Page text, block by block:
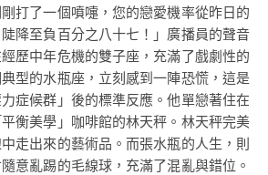
打了一個噴嚏，您的戀愛機率從昨日的
降至負百分之八十七！」廣播員的聲音
歷中年危機的雙子座，充滿了戲劇性的
型的水瓶座，立刻感到一陣恐慌，這是
症候群」後的標準反應。他單戀著住在
衡美學」咖啡館的林天秤。林天秤完美
走出來的藝術品。而張水瓶的人生，則
意亂踢的毛線球，充滿了混亂與錯位。